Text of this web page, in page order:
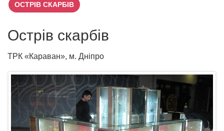
ОСТРІВ СКАРБІВ
Острів скарбів
ТРК «Караван», м. Дніпро